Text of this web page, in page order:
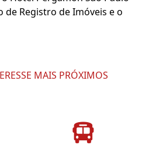
de Registro de Imóveis e o
MAIS PRÓXIMOS